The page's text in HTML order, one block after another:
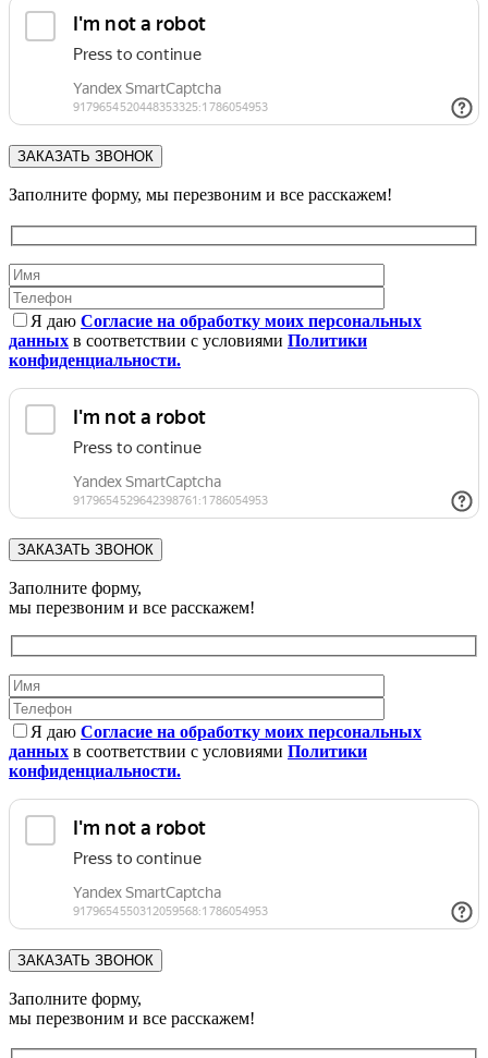
Заполните форму, мы перезвоним и все расскажем!
Я даю Согласие на обработку моих персональных
данных в соответствии с условиями Политики
конфиденциальности.
Заполните форму,
мы перезвоним и все расскажем!
Я даю Согласие на обработку моих персональных
данных в соответствии с условиями Политики
конфиденциальности.
Заполните форму,
мы перезвоним и все расскажем!